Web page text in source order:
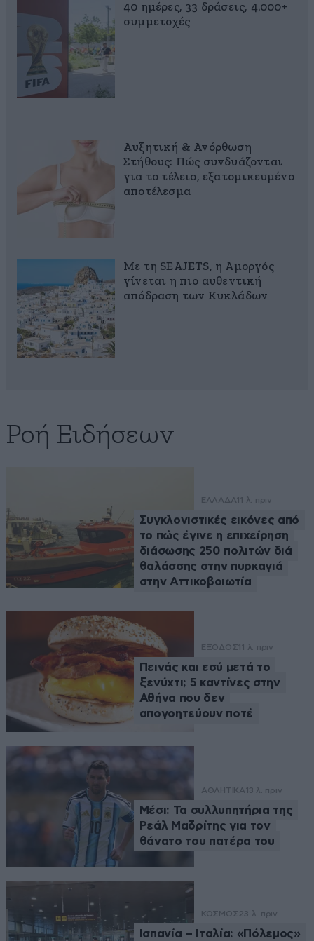
40 ημέρες, 33 δράσεις, 4.000+
συμμετοχές
Αυξητική & Ανόρθωση
Στήθους: Πώς συνδυάζονται
για το τέλειο, εξατομικευμένο
αποτέλεσμα
Με τη SEAJETS, η Αμοργός
γίνεται η πιο αυθεντική
απόδραση των Κυκλάδων
Ροή Ειδήσεων
ΕΛΛΑΔΑ 11 λ. πριν
Συγκλονιστικές εικόνες από
το πώς έγινε η επιχείρηση
διάσωσης 250 πολιτών διά
θαλάσσης στην πυρκαγιά
στην Αττικοβοιωτία
ΕΞΟΔΟΣ 11 λ. πριν
Πεινάς και εσύ μετά το
ξενύχτι; 5 καντίνες στην
Αθήνα που δεν
απογοητεύουν ποτέ
ΑΘΛΗΤΙΚΑ 13 λ. πριν
Μέσι: Τα συλλυπητήρια της
Ρεάλ Μαδρίτης για τον
θάνατο του πατέρα του
ΚΟΣΜΟΣ23 λ. πριν
Ισπανία – Ιταλία: «Πόλεμος»